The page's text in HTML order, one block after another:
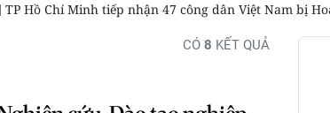
TP Hồ Chí Minh tiếp nhận 47 công dân Việt Nam bị
CÓ 8 KẾT QUẢ